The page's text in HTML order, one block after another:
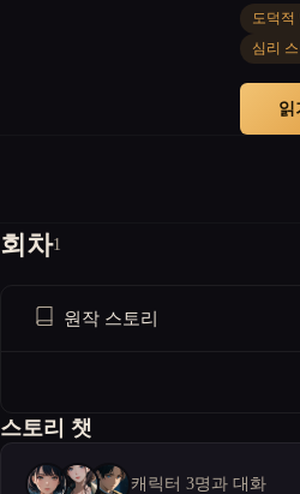
도덕적
심리
읽
회차1
원작 스토리
스토리 챗
캐릭터 3명과 대화